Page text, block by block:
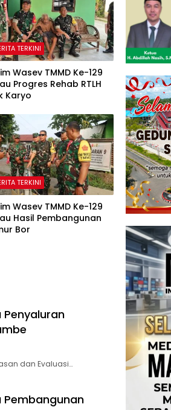
TERKINI
Wasev TMMD Ke-129
Progres Rehab RTLH
Karyo
TERKINI
Wasev TMMD Ke-129
Hasil Pembangunan
Bor
Penyaluran
dan Evaluasi…
Pembangunan